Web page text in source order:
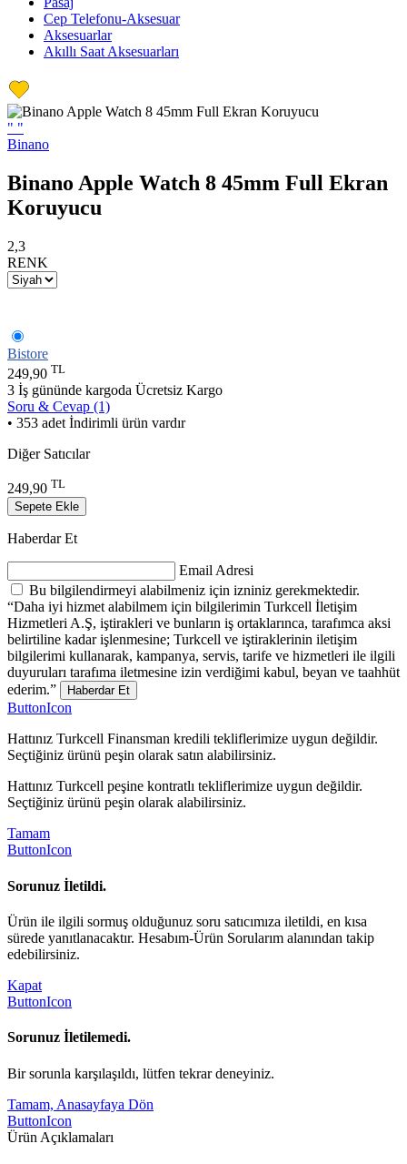
Cep Telefonu-Aksesuar
Aksesuarlar
Akıllı Saat Aksesuarları
" "
Binano
Binano Apple Watch 8 45mm Full Ekran
Koruyucu
2,3
RENK
Bistore
249,90 TL
3 İş gününde kargoda Ücretsiz Kargo
Soru & Cevap (1)
• 353 adet İndirimli ürün vardır
Diğer Satıcılar
249,90 TL
Sepete Ekle
Haberdar Et
Email Adresi
Bu bilgilendirmeyi alabilmeniz için izniniz gerekmektedir.
“Daha iyi hizmet alabilmem için bilgilerimin Turkcell İletişim
Hizmetleri A.Ş, iştirakleri ve bunların iş ortaklarınca, tarafımca aksi
belirtiline kadar işlenmesine; Turkcell ve iştiraklerinin iletişim
bilgilerimi kullanarak, kampanya, servis, tarife ve hizmetleri ile ilgili
duyuruları tarafıma iletmesine izin verdiğimi kabul, beyan ve taahhüt
ederim.”
Haberdar Et
ButtonIcon
Hattınız Turkcell Finansman kredili tekliflerimize uygun değildir.
Seçtiğiniz ürünü peşin olarak satın alabilirsiniz.
Hattınız Turkcell peşine kontratlı tekliflerimize uygun değildir.
Seçtiğiniz ürünü peşin olarak alabilirsiniz.
Tamam
ButtonIcon
Sorunuz İletildi.
Ürün ile ilgili sormuş olduğunuz soru satıcımıza iletildi, en kısa
sürede yanıtlanacaktır. Hesabım-Ürün Sorularım alanından takip
edebilirsiniz.
Kapat
ButtonIcon
Sorunuz İletilemedi.
Bir sorunla karşılaşıldı, lütfen tekrar deneyiniz.
Tamam, Anasayfaya Dön
ButtonIcon
Ürün Açıklamaları